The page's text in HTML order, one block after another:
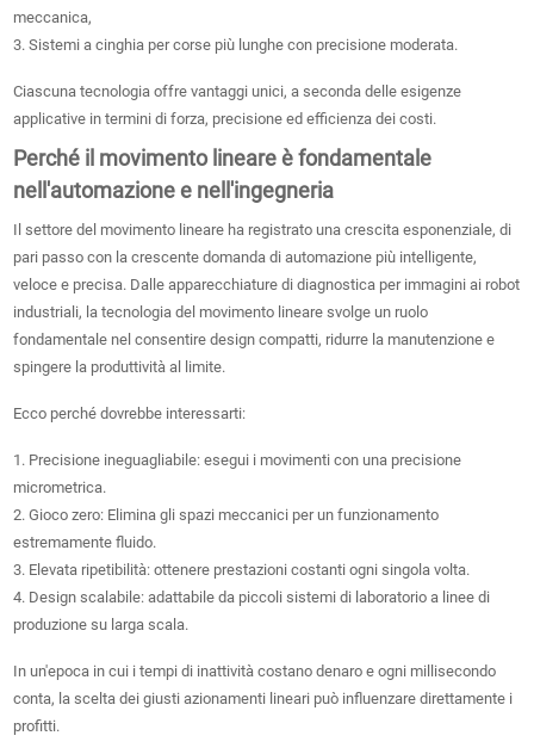
meccanica,
3. Sistemi a cinghia per corse più lunghe con precisione moderata.
Ciascuna tecnologia offre vantaggi unici, a seconda delle esigenze
applicative in termini di forza, precisione ed efficienza dei costi.
Perché il movimento lineare è fondamentale
nell'automazione e nell'ingegneria
Il settore del movimento lineare ha registrato una crescita esponenziale, di
pari passo con la crescente domanda di automazione più intelligente,
veloce e precisa. Dalle apparecchiature di diagnostica per immagini ai robot
industriali, la tecnologia del movimento lineare svolge un ruolo
fondamentale nel consentire design compatti, ridurre la manutenzione e
spingere la produttività al limite.
Ecco perché dovrebbe interessarti:
1. Precisione ineguagliabile: esegui i movimenti con una precisione
micrometrica.
2. Gioco zero: Elimina gli spazi meccanici per un funzionamento
estremamente fluido.
3. Elevata ripetibilità: ottenere prestazioni costanti ogni singola volta.
4. Design scalabile: adattabile da piccoli sistemi di laboratorio a linee di
produzione su larga scala.
In un'epoca in cui i tempi di inattività costano denaro e ogni millisecondo
conta, la scelta dei giusti azionamenti lineari può influenzare direttamente i
profitti.